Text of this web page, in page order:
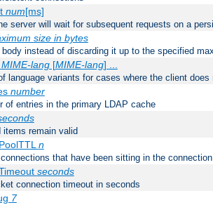
num[ms]
server will wait for subsequent requests on a
size in bytes
body instead of discarding it up to the specified
MIME-lang[MIME-lang] ...
language variants for cases where the client
number
of entries in the primary LDAP cache
remain valid
n
that have been sitting in the
seconds
connection timeout in seconds
7